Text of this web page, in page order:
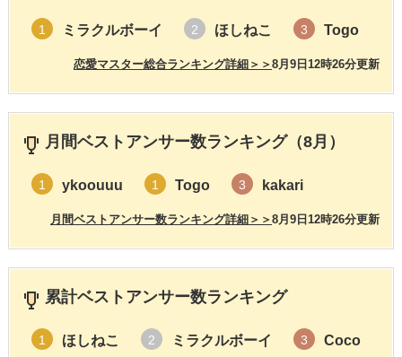
1 ミラクルボーイ 2 ほしねこ 3 Togo
8月9日12時26分更新
恋愛マスター総合ランキング詳細＞＞
月間ベストアンサー数ランキング（8月）
1 ykoouuu 1 Togo 3 kakari
8月9日12時26分更新
月間ベストアンサー数ランキング詳細＞＞
累計ベストアンサー数ランキング
1 ほしねこ 2 ミラクルボーイ 3 Coco